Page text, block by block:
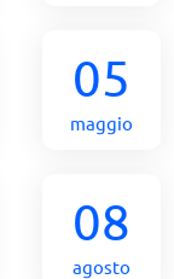
05
maggio
08
agosto